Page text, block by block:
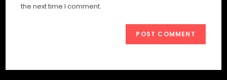
the next time I comment.